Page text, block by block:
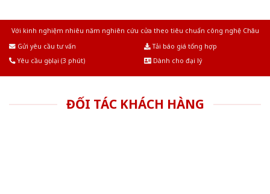
Với kinh nghiệm nhiêu năm nghiên cứu cửa theo tiêu chuẩn công nghệ Châu
Gửi yêu cầu tư vấn
Tải báo giá tổng hợp
Yêu cầu gọi lại (3 phút)
Dành cho đại lý
ĐỐI TÁC KHÁCH HÀNG